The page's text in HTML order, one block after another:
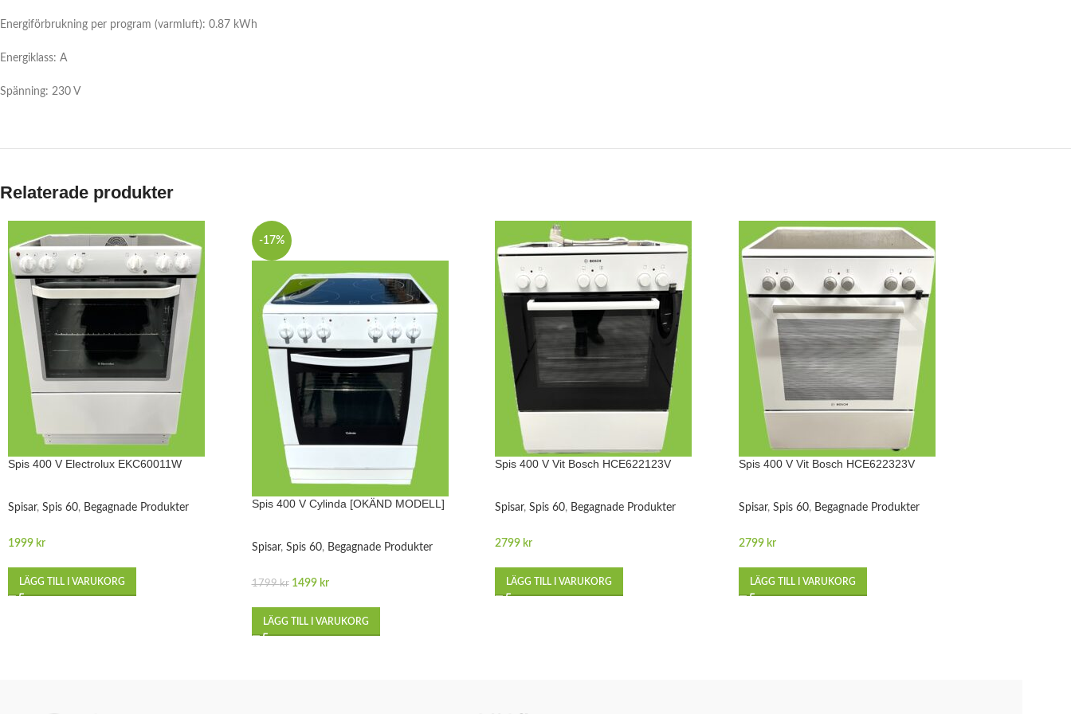
Energiförbrukning per program (varmluft): 0.87 kWh
Energiklass: A
Spänning: 230 V
Relaterade produkter
Spis 400 V Electrolux EKC60011W
Spisar, Spis 60, Begagnade Produkter
1999 kr
LÄGG TILL I VARUKORG
-17%
Spis 400 V Cylinda [OKÄND MODELL]
Spisar, Spis 60, Begagnade Produkter
1799kr 1499 kr
LÄGG TILL I VARUKORG
Spis 400 V Vit Bosch HCE622123V
Spisar, Spis 60, Begagnade Produkter
2799 kr
LÄGG TILL I VARUKORG
Spis 400 V Vit Bosch HCE622323V
Spisar, Spis 60, Begagnade Produkter
2799 kr
LÄGG TILL I VARUKORG